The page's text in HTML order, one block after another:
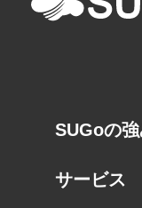
SUGoの
サービス